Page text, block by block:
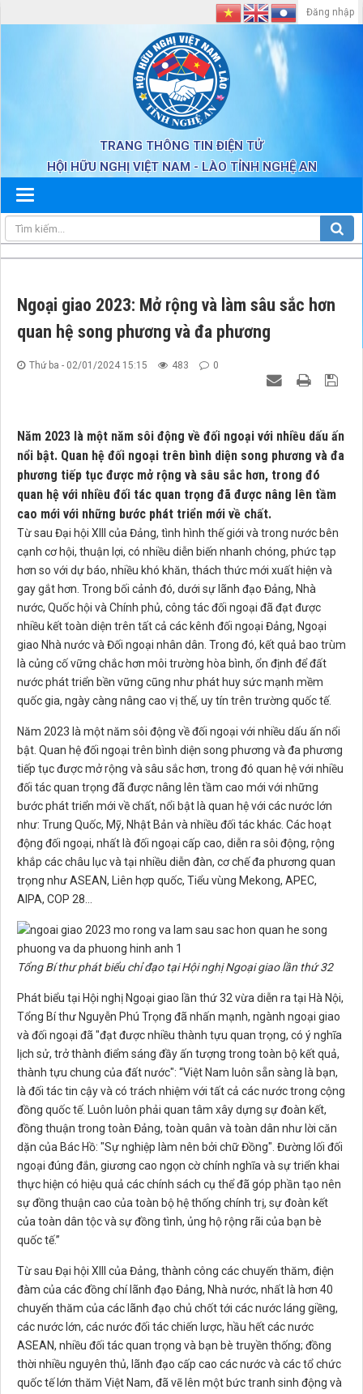
TRANG THÔNG TIN ĐIỆN TỬ
HỘI HỮU NGHỊ VIỆT NAM - LÀO TỈNH NGHỆ AN
Đăng nhập
Ngoại giao 2023: Mở rộng và làm sâu sắc hơn
quan hệ song phương và đa phương
Thứ ba - 02/01/2024 15:15 483 0
Năm 2023 là một năm sôi động về đối ngoại với nhiều dấu ấn
nổi bật. Quan hệ đối ngoại trên bình diện song phương và đa
phương tiếp tục được mở rộng và sâu sắc hơn, trong đó
quan hệ với nhiều đối tác quan trọng đã được nâng lên tầm
cao mới với những bước phát triển mới về chất.
Từ sau Đại hội XIII của Đảng, tình hình thế giới và trong nước bên
cạnh cơ hội, thuận lợi, có nhiều diễn biến nhanh chóng, phức tạp
hơn so với dự báo, nhiều khó khăn, thách thức mới xuất hiện và
gay gắt hơn. Trong bối cảnh đó, dưới sự lãnh đạo Đảng, Nhà
nước, Quốc hội và Chính phủ, công tác đối ngoại đã đạt được
nhiều kết toàn diện trên tất cả các kênh đối ngoại Đảng, Ngoại
giao Nhà nước và Đối ngoại nhân dân. Trong đó, kết quả bao trùm
là củng cố vững chắc hơn môi trường hòa bình, ổn định để đất
nước phát triển bền vững cũng như phát huy sức mạnh mềm
quốc gia, ngày càng nâng cao vị thế, uy tín trên trường quốc tế.
Năm 2023 là một năm sôi động về đối ngoại với nhiều dấu ấn nổi
bật. Quan hệ đối ngoại trên bình diện song phương và đa phương
tiếp tục được mở rộng và sâu sắc hơn, trong đó quan hệ với nhiều
đối tác quan trọng đã được nâng lên tầm cao mới với những
bước phát triển mới về chất, nổi bật là quan hệ với các nước lớn
như: Trung Quốc, Mỹ, Nhật Bản và nhiều đối tác khác. Các hoạt
động đối ngoại, nhất là đối ngoại cấp cao, diễn ra sôi động, rộng
khắp các châu lục và tại nhiều diễn đàn, cơ chế đa phương quan
trọng như ASEAN, Liên hợp quốc, Tiểu vùng Mekong, APEC,
AIPA, COP 28…
Tổng Bí thư phát biểu chỉ đạo tại Hội nghị Ngoại giao lần thứ 32
Phát biểu tại Hội nghị Ngoại giao lần thứ 32 vừa diễn ra tại Hà Nội,
Tổng Bí thư Nguyễn Phú Trọng đã nhấn mạnh, ngành ngoại giao
và đối ngoại đã "đạt được nhiều thành tựu quan trọng, có ý nghĩa
lịch sử, trở thành điểm sáng đầy ấn tượng trong toàn bộ kết quả,
thành tựu chung của đất nước": “Việt Nam luôn sẵn sàng là bạn,
là đối tác tin cậy và có trách nhiệm với tất cả các nước trong cộng
đồng quốc tế. Luôn luôn phải quan tâm xây dựng sự đoàn kết,
đồng thuận trong toàn Đảng, toàn quân và toàn dân như lời căn
dặn của Bác Hồ: "Sự nghiệp làm nên bởi chữ Đồng". Đường lối đối
ngoại đúng đắn, giương cao ngọn cờ chính nghĩa và sự triển khai
thực hiện có hiệu quả các chính sách cụ thể đã góp phần tạo nên
sự đồng thuận cao của toàn bộ hệ thống chính trị, sự đoàn kết
của toàn dân tộc và sự đồng tình, ủng hộ rộng rãi của bạn bè
quốc tế.”
Từ sau Đại hội XIII của Đảng, thành công các chuyến thăm, điện
đàm của các đồng chí lãnh đạo Đảng, Nhà nước, nhất là hơn 40
chuyến thăm của các lãnh đạo chủ chốt tới các nước láng giềng,
các nước lớn, các nước đối tác chiến lược, hầu hết các nước
ASEAN, nhiều đối tác quan trọng và bạn bè truyền thống; đồng
thời nhiều nguyên thủ, lãnh đạo cấp cao các nước và các tổ chức
quốc tế lớn thăm Việt Nam, đã vẽ lên một bức tranh sinh động và